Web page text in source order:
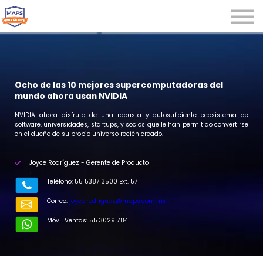
Seminarios
Iniciar sesión
Ocho de las 10 mejores supercomputadoras del
mundo ahora usan NVIDIA
NVIDIA ahora disfruta de una robusta y autosuficiente ecosistema de
software, universidades, startups, y socios que le han permitido convertirse
en el dueño de su propio universo recién creado.
Joyce Rodríguez - Gerente de Producto
Teléfono: 55 5387 3500 Ext. 571
Correo: joyce.rodriguez@maps.com.mx
Móvil Ventas: 55 3029 7841